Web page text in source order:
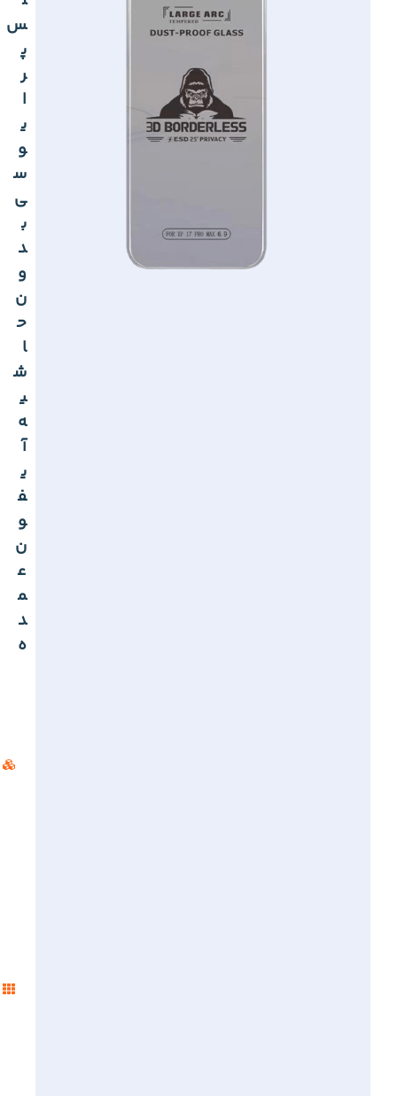
س
پ
ر
ا
ی
و
س
ی
ب
د
و
ن
ح
ا
ش
ی
ه
آ
ی
ف
و
ن
ع
م
د
ه